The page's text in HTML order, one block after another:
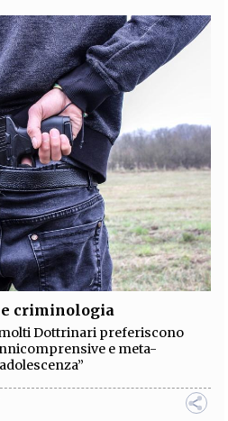
e criminologia
Dottrinari preferiscono
e meta-